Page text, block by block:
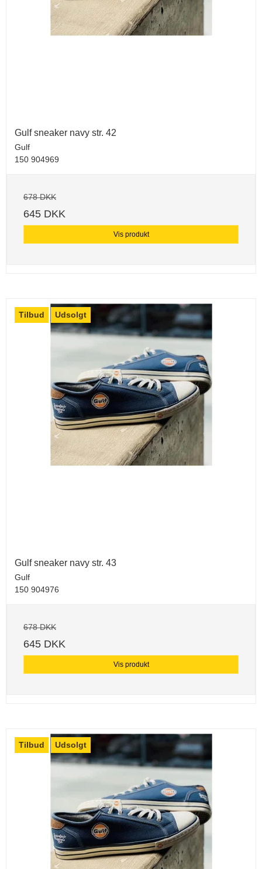
Gulf sneaker navy str. 42
Gulf
150 904969
678 DKK
645 DKK
Vis produkt
Tilbud Udsolgt
Gulf sneaker navy str. 43
Gulf
150 904976
678 DKK
645 DKK
Vis produkt
Tilbud Udsolgt